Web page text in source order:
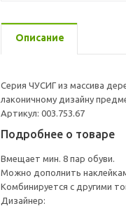
Описание
Серия ЧУСИГ из массива
лаконичному дизайну
Артикул: 003.753.67
Подробнее о товаре
Вмещает мин. 8 пар обуви.
Можно дополнить
Комбинируется с другими
Дизайнер: